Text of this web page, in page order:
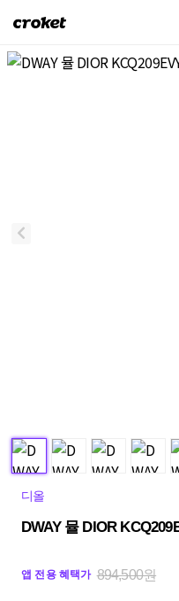
크
켓
디올
DWAY 뮬 DIOR
앱 전용 혜택가 894,500원